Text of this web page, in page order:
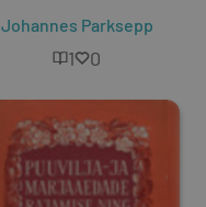
Johannes Parksepp
1 0